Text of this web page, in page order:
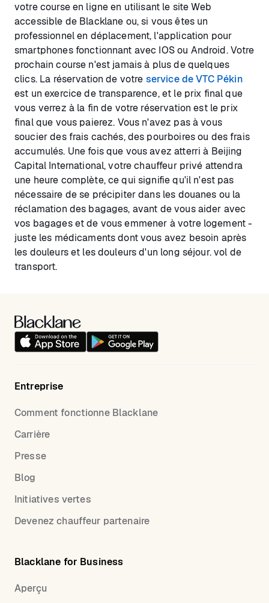
votre course en ligne en utilisant le site Web
accessible de Blacklane ou, si vous êtes un
professionnel en déplacement, l'application pour
smartphones fonctionnant avec IOS ou Android. Votre
prochain course n'est jamais à plus de quelques
clics. La réservation de votre service de VTC Pékin
est un exercice de transparence, et le prix final que
vous verrez à la fin de votre réservation est le prix
final que vous paierez. Vous n'avez pas à vous
soucier des frais cachés, des pourboires ou des frais
accumulés. Une fois que vous avez atterri à Beijing
Capital International, votre chauffeur privé attendra
une heure complète, ce qui signifie qu'il n'est pas
nécessaire de se précipiter dans les douanes ou la
réclamation des bagages, avant de vous aider avec
vos bagages et de vous emmener à votre logement -
juste les médicaments dont vous avez besoin après
les douleurs et les douleurs d'un long séjour. vol de
transport.
Entreprise
Comment fonctionne Blacklane
Carrière
Presse
Blog
Initiatives vertes
Devenez chauffeur partenaire
Blacklane for Business
Aperçu